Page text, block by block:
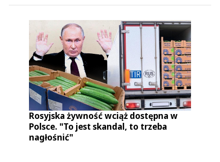
Rosyjska żywność wciąż dostępna w
Polsce. "To jest skandal, to trzeba
nagłośnić"